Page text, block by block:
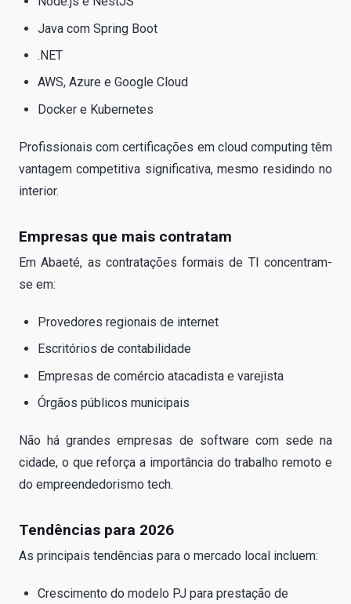
Java com Spring Boot
.NET
AWS, Azure e Google Cloud
Docker e Kubernetes
Profissionais com certificações em cloud computing têm
vantagem competitiva significativa, mesmo residindo no
interior.
Empresas que mais contratam
Em Abaeté, as contratações formais de TI concentram-
se em:
Provedores regionais de internet
Escritórios de contabilidade
Empresas de comércio atacadista e varejista
Órgãos públicos municipais
Não há grandes empresas de software com sede na
cidade, o que reforça a importância do trabalho remoto e
do empreendedorismo tech.
Tendências para 2026
As principais tendências para o mercado local incluem:
Crescimento do modelo PJ para prestação de